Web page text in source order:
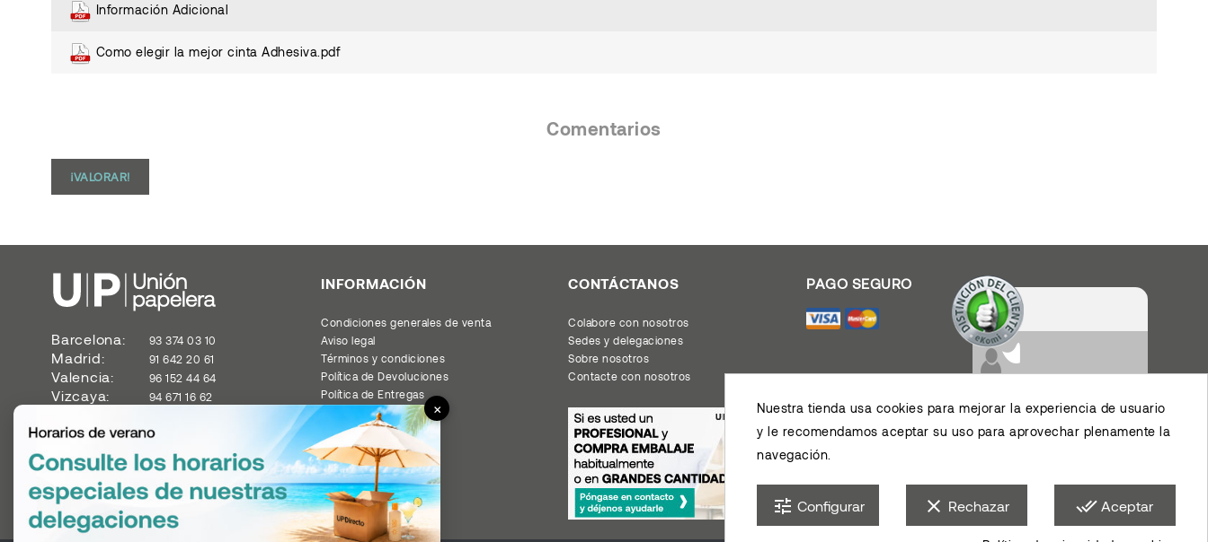
Información Adicional
Como elegir la mejor cinta Adhesiva.pdf
Comentarios
¡VALORAR!
Barcelona: 93 374 03 10
Madrid: 91 642 20 61
Valencia: 96 152 44 64
Vizcaya: 94 671 16 62
INFORMACIÓN
Condiciones generales de venta
Aviso legal
Términos y condiciones
Política de Devoluciones
Política de Entregas
Tarifas y Catálogos
Política de privacidad
Mapa del sitio
Noticias y artículos
CONTÁCTANOS
Colabore con nosotros
Sedes y delegaciones
Sobre nosotros
Contacte con nosotros
Síguenos también en
×
Valoración De Clientes
permiten el desarrollo de
mis actividades,
agradezco su eficiencia.
eKomi Opinión De Clientes
Nuestra tienda usa cookies para mejorar la experiencia de usuario
y le recomendamos aceptar su uso para aprovechar plenamente la
navegación.
tune Configurar clear Rechazar done_all Aceptar